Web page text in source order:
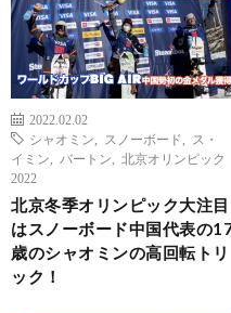
2022.02.02
シャオミン
スノーボード
ス・
イミン
バートン
北京オリンピック
2022
北京冬季オリンピック大注目
はスノーボード中国代表の
歳のシャオミンの高回転トリ
ック！